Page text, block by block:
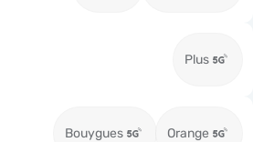
Plus
Bouygues Orange